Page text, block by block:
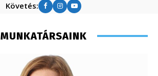
Követés:
MUNKATÁRSAINK